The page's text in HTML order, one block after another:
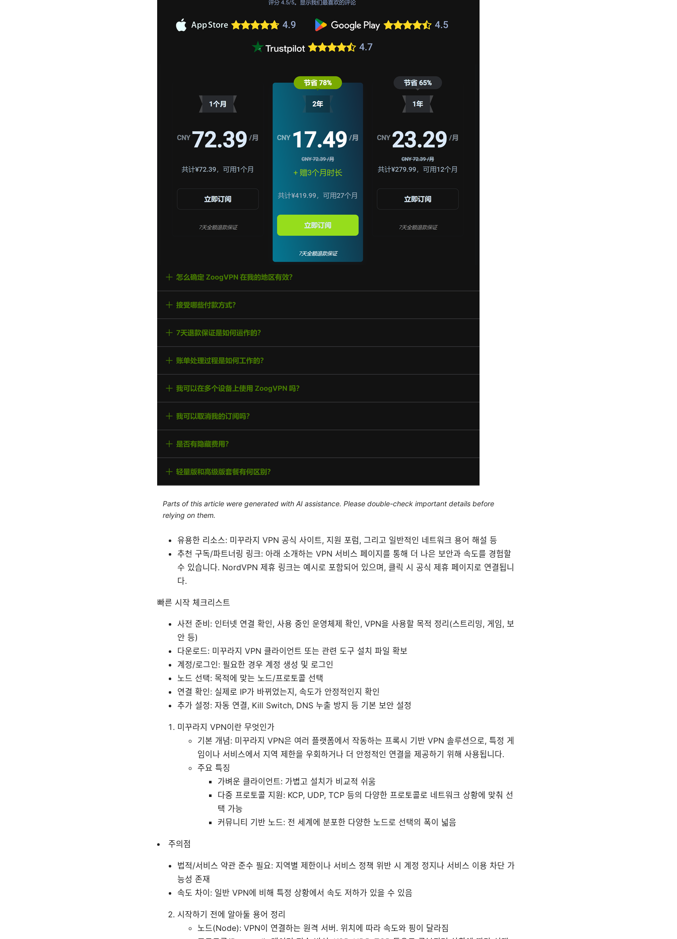
Parts of this article were generated with AI assistance. Please double-check important details before
relying on them.
유용한 리소스: 미꾸라지 VPN 공식 사이트, 지원 포럼, 그리고 일반적인 네트워크 용어 해설 등
추천 구독/파트너링 링크: 아래 소개하는 VPN 서비스 페이지를 통해 더 나은 보안과 속도를 경험할
수 있습니다. NordVPN 제휴 링크는 예시로 포함되어 있으며, 클릭 시 공식 제휴 페이지로 연결됩니
다.
빠른 시작 체크리스트
사전 준비: 인터넷 연결 확인, 사용 중인 운영체제 확인, VPN을 사용할 목적 정리(스트리밍, 게임, 보
안 등)
다운로드: 미꾸라지 VPN 클라이언트 또는 관련 도구 설치 파일 확보
계정/로그인: 필요한 경우 계정 생성 및 로그인
노드 선택: 목적에 맞는 노드/프로토콜 선택
연결 확인: 실제로 IP가 바뀌었는지, 속도가 안정적인지 확인
추가 설정: 자동 연결, Kill Switch, DNS 누출 방지 등 기본 보안 설정
미꾸라지 VPN이란 무엇인가
기본 개념: 미꾸라지 VPN은 여러 플랫폼에서 작동하는 프록시 기반 VPN 솔루션으로, 특정 게
임이나 서비스에서 지역 제한을 우회하거나 더 안정적인 연결을 제공하기 위해 사용됩니다.
주요 특징
가벼운 클라이언트: 가볍고 설치가 비교적 쉬움
다중 프로토콜 지원: KCP, UDP, TCP 등의 다양한 프로토콜로 네트워크 상황에 맞춰 선
택 가능
커뮤니티 기반 노드: 전 세계에 분포한 다양한 노드로 선택의 폭이 넓음
주의점
법적/서비스 약관 준수 필요: 지역별 제한이나 서비스 정책 위반 시 계정 정지나 서비스 이용 차단 가
능성 존재
속도 차이: 일반 VPN에 비해 특정 상황에서 속도 저하가 있을 수 있음
시작하기 전에 알아둘 용어 정리
노드(Node): VPN이 연결하는 원격 서버. 위치에 따라 속도와 핑이 달라짐